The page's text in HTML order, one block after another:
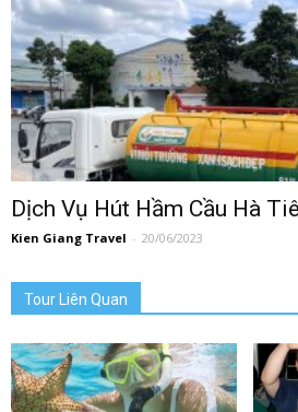
Dịch Vụ Hút Hầm Cầu Hà
Kien Giang Travel - 20/06/2023
Tour Liên Quan